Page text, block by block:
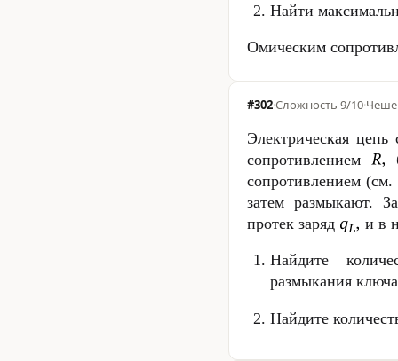
Найти
Омическим
#302·Сложность 9/10·
Электрическая
сопротивлением
сопротивлением
затем размыкают.
протек заряд
и в
Найдите
размыкания
Найдите